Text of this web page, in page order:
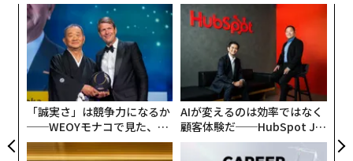
「誠実さ」は競争力になるか
──WEOYモナコで見た、く
ら寿司の経営哲学
AIが変えるのは効率ではなく
顧客体験だ──HubSpot Ja
panが語る「Grow Better」
な組織のつくり方